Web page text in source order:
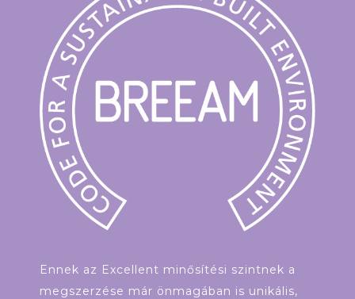
Ennek az Excellent minősítési szintnek a
megszerzése már önmagában is unikális,